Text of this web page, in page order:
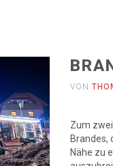
VON
Zum
Brandes,
Nähe zu